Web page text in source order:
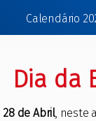
Calendário
Dia da
28 de Abril, neste